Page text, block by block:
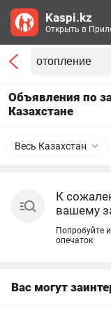
Объявления по
Казахстане
Весь Казахстан
К
вашему
Попробуйте
опечаток
Вас могут
Kaspi.kz
Открыть в